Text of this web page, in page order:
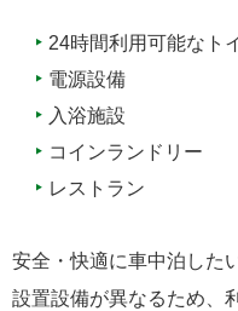
24時間利用可能なト
電源設備
入浴施設
コインランドリー
レストラン
安全・快適に車中泊した
設置設備が異なるため、